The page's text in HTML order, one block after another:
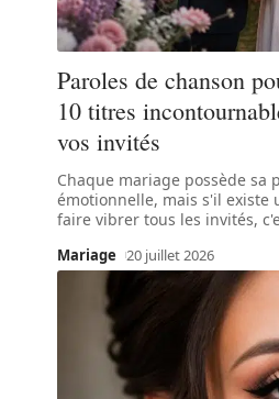
Paroles de chanson
10 titres
vos invités
Chaque mariage possède sa
émotionnelle, mais s'il existe
faire vibrer tous les invités,
Mariage 20 juillet 2026